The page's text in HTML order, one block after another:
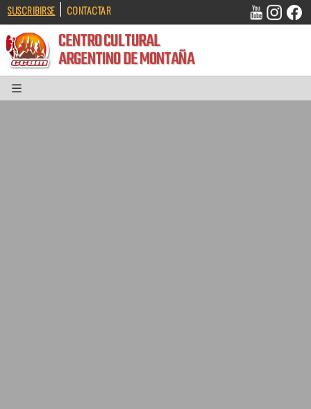
SUSCRIBIRSE | CONTACTAR
CENTRO CULTURAL
ARGENTINO DE MONTAÑA